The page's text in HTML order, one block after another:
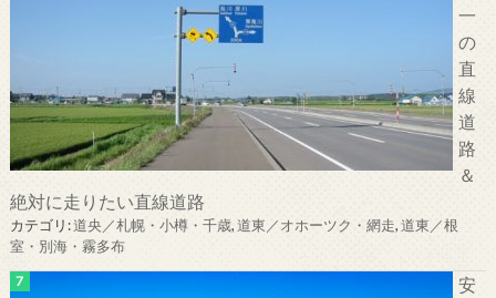
一
の
直
線
道
路
＆
絶対に走りたい直線道路
カテゴリ:道央／札幌・小樽・千歳,道東／オホーツク・網走,道東／根
室・別海・霧多布
安